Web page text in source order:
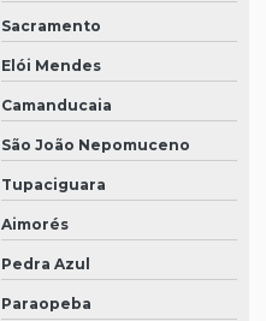
Sacramento
Elói Mendes
Camanducaia
São João Nepomuceno
Tupaciguara
Aimorés
Pedra Azul
Paraopeba